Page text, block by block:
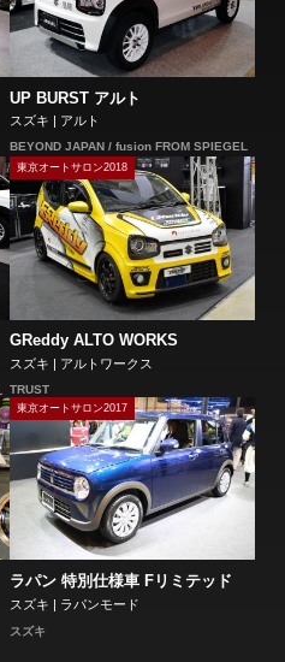
UP BURST アルト
スズキ | アルト
BEYOND JAPAN / fusion FROM SPIEGEL
東京オートサロン2018
GReddy ALTO WORKS
スズキ | アルトワークス
TRUST
東京オートサロン2017
ラパン 特別仕様車 Fリミテッド
スズキ | ラパンモード
スズキ